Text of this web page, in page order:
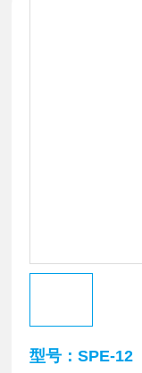
型号：SPE-12